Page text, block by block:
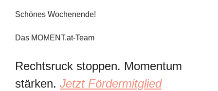
Schönes Wochenende!
Das MOMENT.at-Team
Rechtsruck stoppen. Momentum
stärken. Jetzt Fördermitglied